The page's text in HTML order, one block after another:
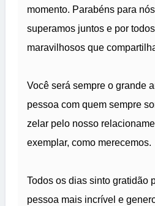
momento. Parabéns para
superamos juntos e por
maravilhosos que
Você será sempre o grande
pessoa com quem sempre
zelar pelo nosso
exemplar, como merecemos.
Todos os dias sinto gratidão
pessoa mais incrível e